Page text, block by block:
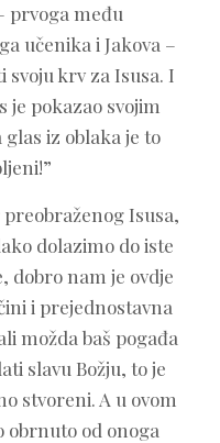
prvoga među
učenika i Jakova –
svoju krv za Isusa. I
je pokazao svojim
glas iz oblaka je to
Isusa,
dolazimo do iste
dobro nam je ovdje
i prejednostavna
možda baš pogađa
slavu Božju, to je
stvoreni. A u ovom
obrnuto od onoga